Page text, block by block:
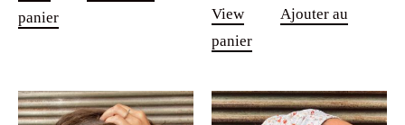
panier
View
Ajouter au
panier